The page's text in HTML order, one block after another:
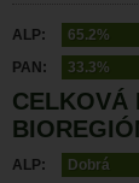
ALP: 65.2%
PAN:
33.3%
CELKOVÁ
ALP: Dobrá